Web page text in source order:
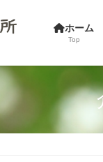
ホーム
Top